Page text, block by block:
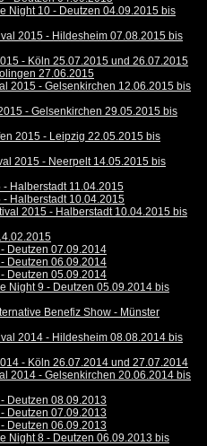
Night 10 - Deutzen 04.09.2015 bis
2015 - Hildesheim 07.08.2015 bis
- Köln 25.07.2015 und 26.07.2015
27.06.2015
2015 - Gelsenkirchen 12.06.2015 bis
- Gelsenkirchen 29.05.2015 bis
2015 - Leipzig 22.05.2015 bis
2015 - Neerpelt 14.05.2015 bis
Halberstadt 11.04.2015
- Halberstadt 10.04.2015
2015 - Halberstadt 10.04.2015 bis
Deutzen 07.09.2014
Deutzen 06.09.2014
Deutzen 05.09.2014
Night 9 - Deutzen 05.09.2014 bis
Benefiz Show - Münster
2014 - Hildesheim 08.08.2014 bis
- Köln 26.07.2014 und 27.07.2014
2014 - Gelsenkirchen 20.06.2014 bis
Deutzen 08.09.2013
Deutzen 07.09.2013
Deutzen 06.09.2013
Night 8 - Deutzen 06.09.2013 bis